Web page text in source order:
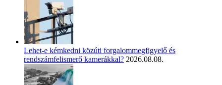
Lehet-e kémkedni közúti forgalommegfigyelő és
rendszámfelismerő kamerákkal? 2026.08.08.